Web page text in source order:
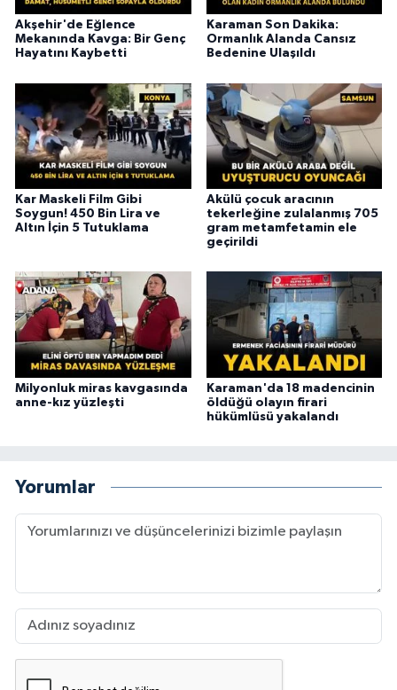
Akşehir'de Eğlence
Mekanında Kavga: Bir Genç
Hayatını Kaybetti
Karaman Son Dakika:
Ormanlık Alanda Cansız
Bedenine Ulaşıldı
Kar Maskeli Film Gibi
Soygun! 450 Bin Lira ve
Altın İçin 5 Tutuklama
Akülü çocuk aracının
tekerleğine zulalanmış 705
gram metamfetamin ele
geçirildi
Milyonluk miras kavgasında
anne-kız yüzleşti
Karaman'da 18 madencinin
öldüğü olayın firari
hükümlüsü yakalandı
Yorumlar